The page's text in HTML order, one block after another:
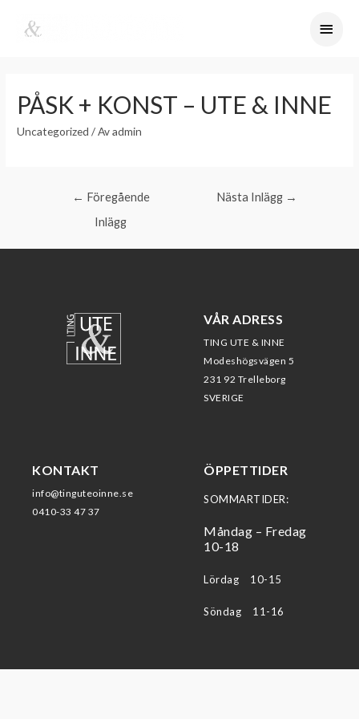
PÅSK + KONST – UTE & INNE
Uncategorized / Avadmin
← Föregående
Inlägg
Nästa Inlägg →
VÅR ADRESS
TING UTE & INNE
Modeshögsvägen 5
231 92 Trelleborg
SVERIGE
KONTAKT
info@tinguteoinne.se
0410-33 47 37
ÖPPETTIDER
SOMMARTIDER:
Måndag – Fredag
10-18
Lördag 10-15
Söndag 11-16